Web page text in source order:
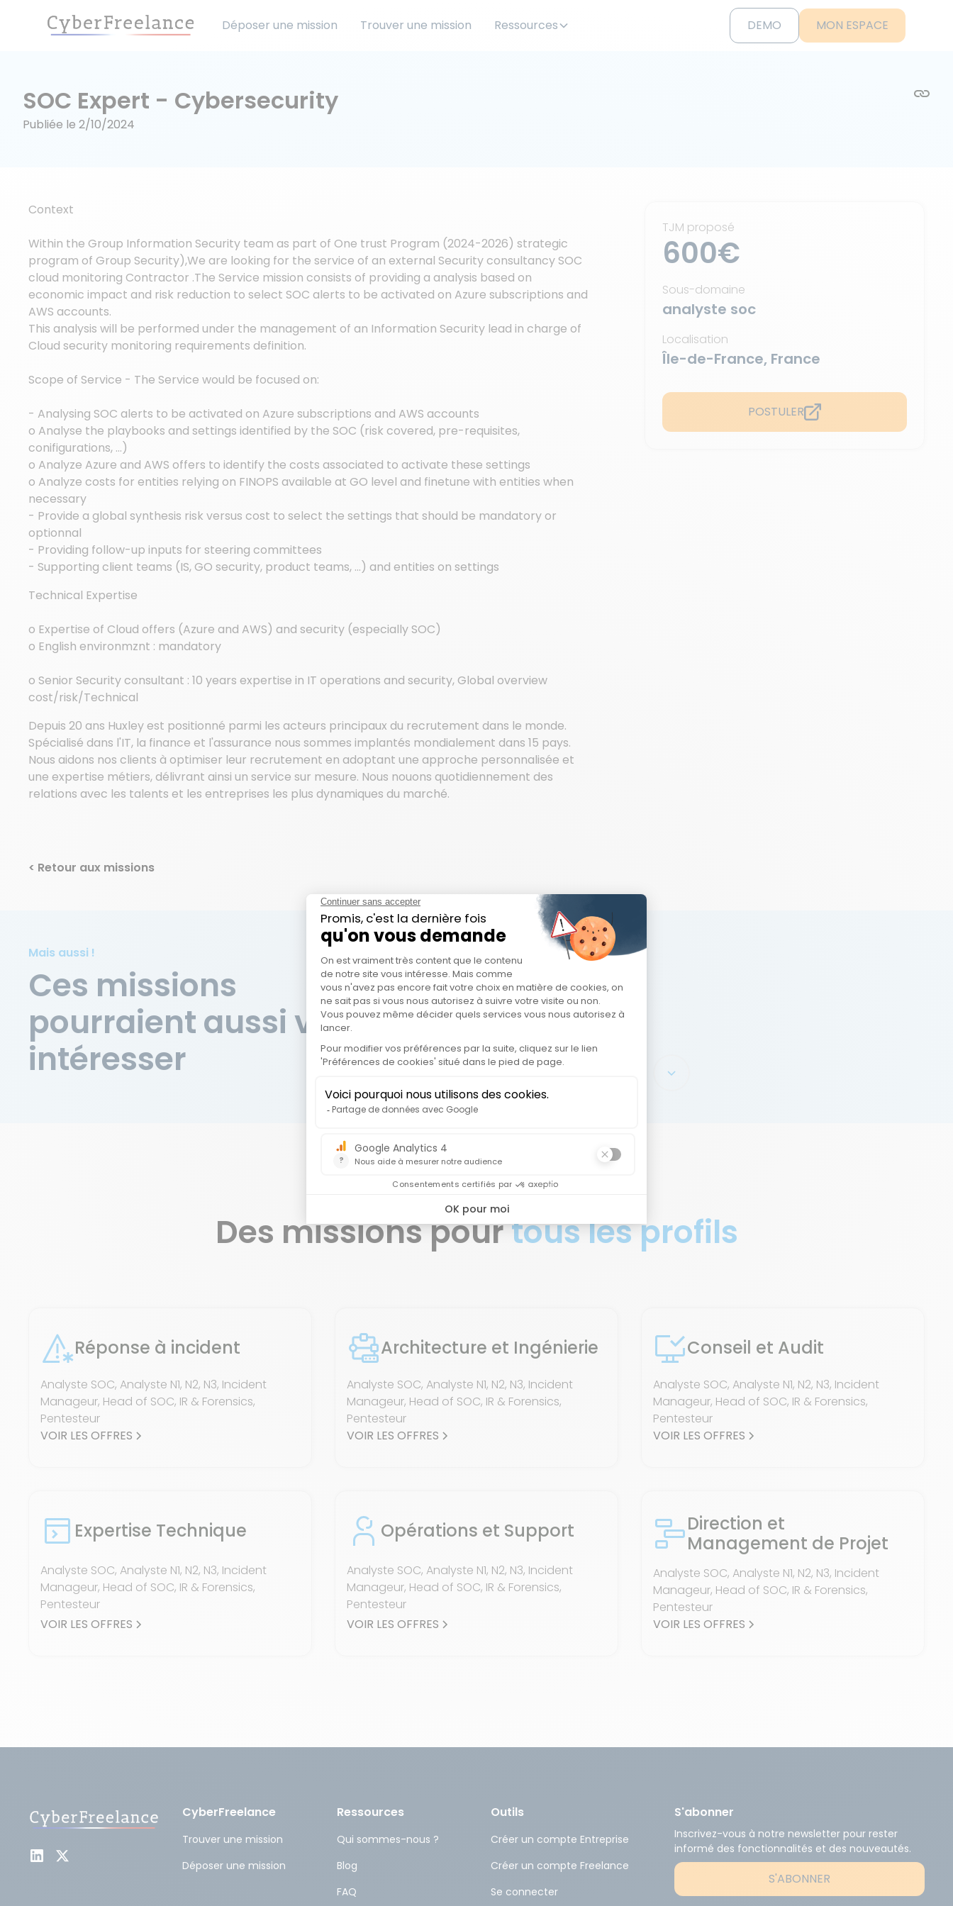
Déposer une mission Trouver une mission Ressources DEMO MON ESPACE
SOC Expert - Cybersecurity
Publiée le 2/10/2024
Context
Within the Group Information Security team as part of One trust Program (2024-2026) strategic
program of Group Security),We are looking for the service of an external Security consultancy SOC
cloud monitoring Contractor .The Service mission consists of providing a analysis based on
economic impact and risk reduction to select SOC alerts to be activated on Azure subscriptions and
AWS accounts.
This analysis will be performed under the management of an Information Security lead in charge of
Cloud security monitoring requirements definition.
Scope of Service - The Service would be focused on:
- Analysing SOC alerts to be activated on Azure subscriptions and AWS accounts
o Analyse the playbooks and settings identified by the SOC (risk covered, pre-requisites,
conifigurations, …)
o Analyze Azure and AWS offers to identify the costs associated to activate these settings
o Analyze costs for entities relying on FINOPS available at GO level and finetune with entities when
necessary
- Provide a global synthesis risk versus cost to select the settings that should be mandatory or
optionnal
- Providing follow-up inputs for steering committees
- Supporting client teams (IS, GO security, product teams, …) and entities on settings
Technical Expertise
o Expertise of Cloud offers (Azure and AWS) and security (especially SOC)
o English environmznt : mandatory
o Senior Security consultant : 10 years expertise in IT operations and security, Global overview
cost/risk/Technical
Depuis 20 ans Huxley est positionné parmi les acteurs principaux du recrutement dans le monde.
Spécialisé dans l'IT, la finance et l'assurance nous sommes implantés mondialement dans 15 pays.
Nous aidons nos clients à optimiser leur recrutement en adoptant une approche personnalisée et
une expertise métiers, délivrant ainsi un service sur mesure. Nous nouons quotidiennement des
relations avec les talents et les entreprises les plus dynamiques du marché.
TJM proposé
600€
Sous-domaine
analyste soc
Localisation
Île-de-France, France
POSTULER
< Retour aux missions
Mais aussi !
Ces missions
pourraient aussi vous
intéresser
Des missions pourtous les profils
Réponse à incident
Analyste SOC, Analyste N1, N2, N3, Incident
Manageur, Head of SOC, IR & Forensics,
Pentesteur
VOIR LES OFFRES
Architecture et Ingénierie
Analyste SOC, Analyste N1, N2, N3, Incident
Manageur, Head of SOC, IR & Forensics,
Pentesteur
VOIR LES OFFRES
Conseil et Audit
Analyste SOC, Analyste N1, N2, N3, Incident
Manageur, Head of SOC, IR & Forensics,
Pentesteur
VOIR LES OFFRES
Expertise Technique
Analyste SOC, Analyste N1, N2, N3, Incident
Manageur, Head of SOC, IR & Forensics,
Pentesteur
VOIR LES OFFRES
Opérations et Support
Analyste SOC, Analyste N1, N2, N3, Incident
Manageur, Head of SOC, IR & Forensics,
Pentesteur
VOIR LES OFFRES
Direction et
Management de Projet
Analyste SOC, Analyste N1, N2, N3, Incident
Manageur, Head of SOC, IR & Forensics,
Pentesteur
VOIR LES OFFRES
CyberFreelance
Trouver une mission
Déposer une mission
Ressources
Qui sommes-nous ?
Blog
FAQ
Outils
Créer un compte Entreprise
Créer un compte Freelance
Se connecter
S'abonner
Inscrivez-vous à notre newsletter pour rester
informé des fonctionnalités et des nouveautés.
S'ABONNER